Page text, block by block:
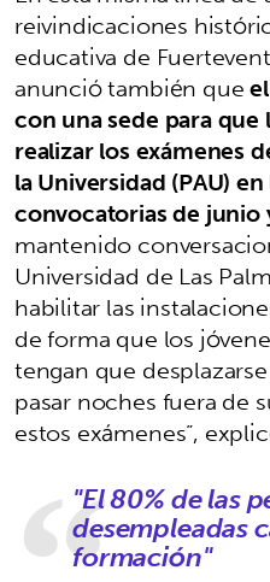
reivindicaciones
educativa de
anunció también que
con una sede para
realizar los exámenes
la Universidad (PAU)
convocatorias de junio
mantenido
Universidad de Las
habilitar las
de forma que los
tengan que
pasar noches fuera de
estos exámenes”,
"El 80% de las
desempleadas
formación"